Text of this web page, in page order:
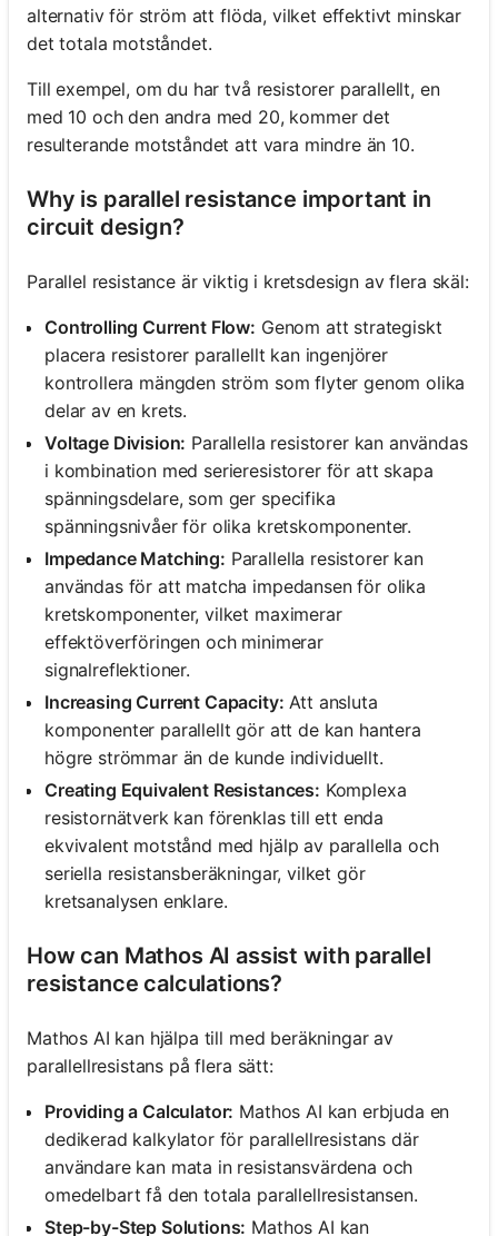
alternativ för ström att flöda, vilket effektivt minskar
det totala motståndet.
Till exempel, om du har två resistorer parallellt, en
med 10 och den andra med 20, kommer det
resulterande motståndet att vara mindre än 10.
Why is parallel resistance important in
circuit design?
Parallel resistance är viktig i kretsdesign av flera skäl:
Controlling Current Flow: Genom att strategiskt
placera resistorer parallellt kan ingenjörer
kontrollera mängden ström som flyter genom olika
delar av en krets.
Voltage Division: Parallella resistorer kan användas
i kombination med serieresistorer för att skapa
spänningsdelare, som ger specifika
spänningsnivåer för olika kretskomponenter.
Impedance Matching: Parallella resistorer kan
användas för att matcha impedansen för olika
kretskomponenter, vilket maximerar
effektöverföringen och minimerar
signalreflektioner.
Increasing Current Capacity: Att ansluta
komponenter parallellt gör att de kan hantera
högre strömmar än de kunde individuellt.
Creating Equivalent Resistances: Komplexa
resistornätverk kan förenklas till ett enda
ekvivalent motstånd med hjälp av parallella och
seriella resistansberäkningar, vilket gör
kretsanalysen enklare.
How can Mathos AI assist with parallel
resistance calculations?
Mathos AI kan hjälpa till med beräkningar av
parallellresistans på flera sätt:
Providing a Calculator: Mathos AI kan erbjuda en
dedikerad kalkylator för parallellresistans där
användare kan mata in resistansvärdena och
omedelbart få den totala parallellresistansen.
Step-by-Step Solutions: Mathos AI kan